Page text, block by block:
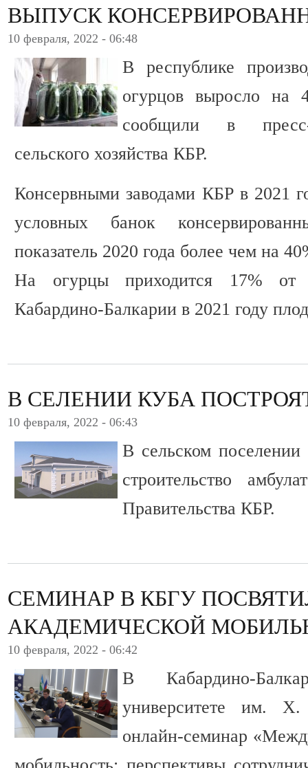
ВЫПУСК
10 февраля, 2022 - 06:48
В республике
огурцов выросло
сообщили в пресс-
сельского хозяйства КБР.
Консервными заводами КБР в 2021
условных банок
показатель 2020 года более чем на
На огурцы приходится 17% от
Кабардино-Балкарии в 2021 году
В СЕЛЕНИИ КУБА
10 февраля, 2022 - 06:43
В сельском поселении
строительство
Правительства КБР.
СЕМИНАР В КБГУ
АКАДЕМИЧЕСКОЙ
10 февраля, 2022 - 06:42
В Кабардино-
университете им.
онлайн-семинар